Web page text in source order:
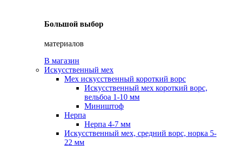
Большой выбор
материалов
В магазин
Искусственный мех
Мех искусственный короткий ворс
Искусственный мех короткий ворс,
вельбоа 1-10 мм
Миништоф
Нерпа
Нерпа 4-7 мм
Искусственный мех, средний ворс, норка 5-
22 мм